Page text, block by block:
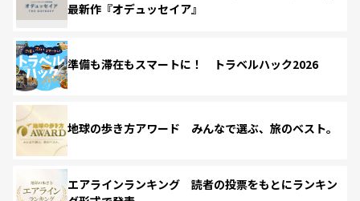
最新作『オデュッセイア』
準備も滞在もスマートに！ トラベルハック2026
地球の歩き方アワード みんなで選ぶ、旅のベスト。
エアラインランキング 読者の投票をもとにランキン